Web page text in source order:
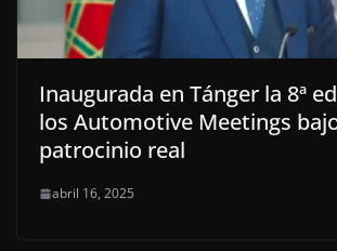
Inaugurada en Tánger la 8ª
los Automotive Meetings
patrocinio real
abril 16, 2025